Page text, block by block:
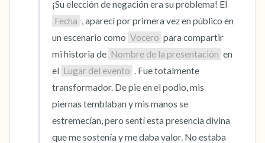
Fecha , aparecí por primera vez en público en
un escenario como Vocero para compartir
mi historia de Nombre de la presentación en
el Lugar del evento . Fue totalmente
transformador. De pie en el podio, mis
piernas temblaban y mis manos se
estremecían, pero sentí esta presencia divina
que me sostenía y me daba valor. No estaba